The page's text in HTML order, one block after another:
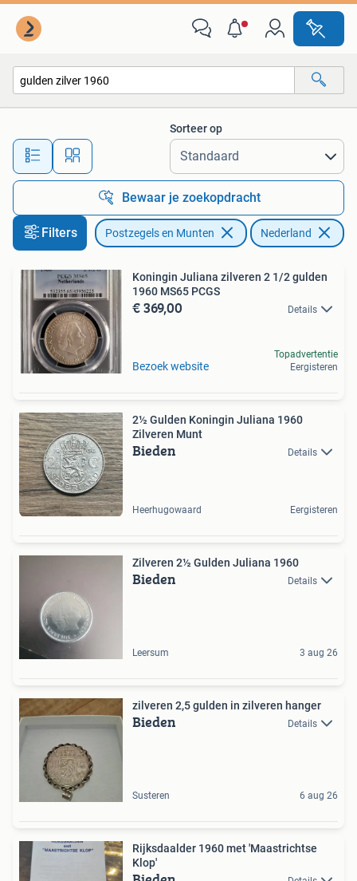
Alle afstanden…
Sorteer op
Bewaar je zoekopdracht
Filters Postzegels en Munten Nederland
Koningin Juliana zilveren 2 1/2 gulden
1960 MS65 PCGS
€ 369,00 Details
Bezoek website
Topadvertentie
Eergisteren
2½ Gulden Koningin Juliana 1960
Zilveren Munt
Bieden Details
Heerhugowaard Eergisteren
Zilveren 2½ Gulden Juliana 1960
Bieden Details
Leersum 3 aug 26
zilveren 2,5 gulden in zilveren hanger
Bieden Details
Susteren 6 aug 26
Rijksdaalder 1960 met 'Maastrichtse
Klop'